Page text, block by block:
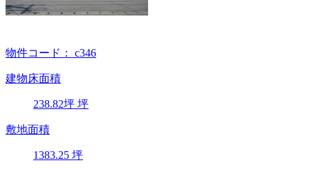
物件コード： c346
建物床面積
238.82坪 坪
敷地面積
1383.25 坪